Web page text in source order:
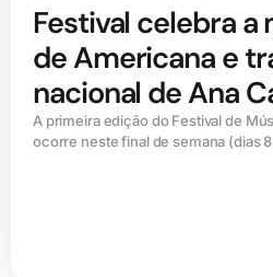
Festival celebra a
de Americana e
nacional de Ana
A primeira edição do Festival de
ocorre neste final de semana (dias